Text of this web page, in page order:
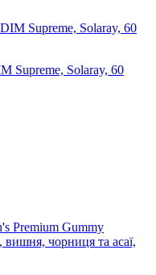
Supreme, Solaray, 60